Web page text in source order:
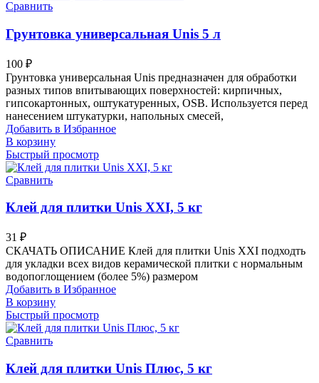
Сравнить
Грунтовка универсальная Unis 5 л
100 ₽
Грунтовка универсальная Unis предназначен для обработки
разных типов впитывающих поверхностей: кирпичных,
гипсокартонных, оштукатуренных, OSB. Используется перед
нанесением штукатурки, напольных смесей,
Добавить в Избранное
В корзину
Быстрый просмотр
Сравнить
Клей для плитки Unis XXI, 5 кг
31 ₽
СКАЧАТЬ ОПИСАНИЕ Клей для плитки Unis XXI подходть
для укладки всех видов керамической плитки с нормальным
водопоглощением (более 5%) размером
Добавить в Избранное
В корзину
Быстрый просмотр
Сравнить
Клей для плитки Unis Плюс, 5 кг